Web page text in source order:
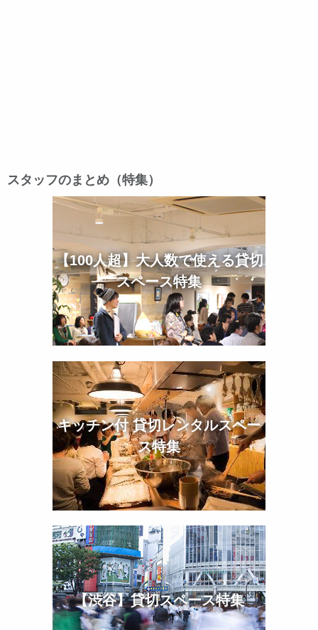
スタッフのまとめ（特集）
【100人超】大人数で使える貸切
スペース特集
キッチン付 貸切レンタルスペー
ス特集
【渋谷】貸切スペース特集